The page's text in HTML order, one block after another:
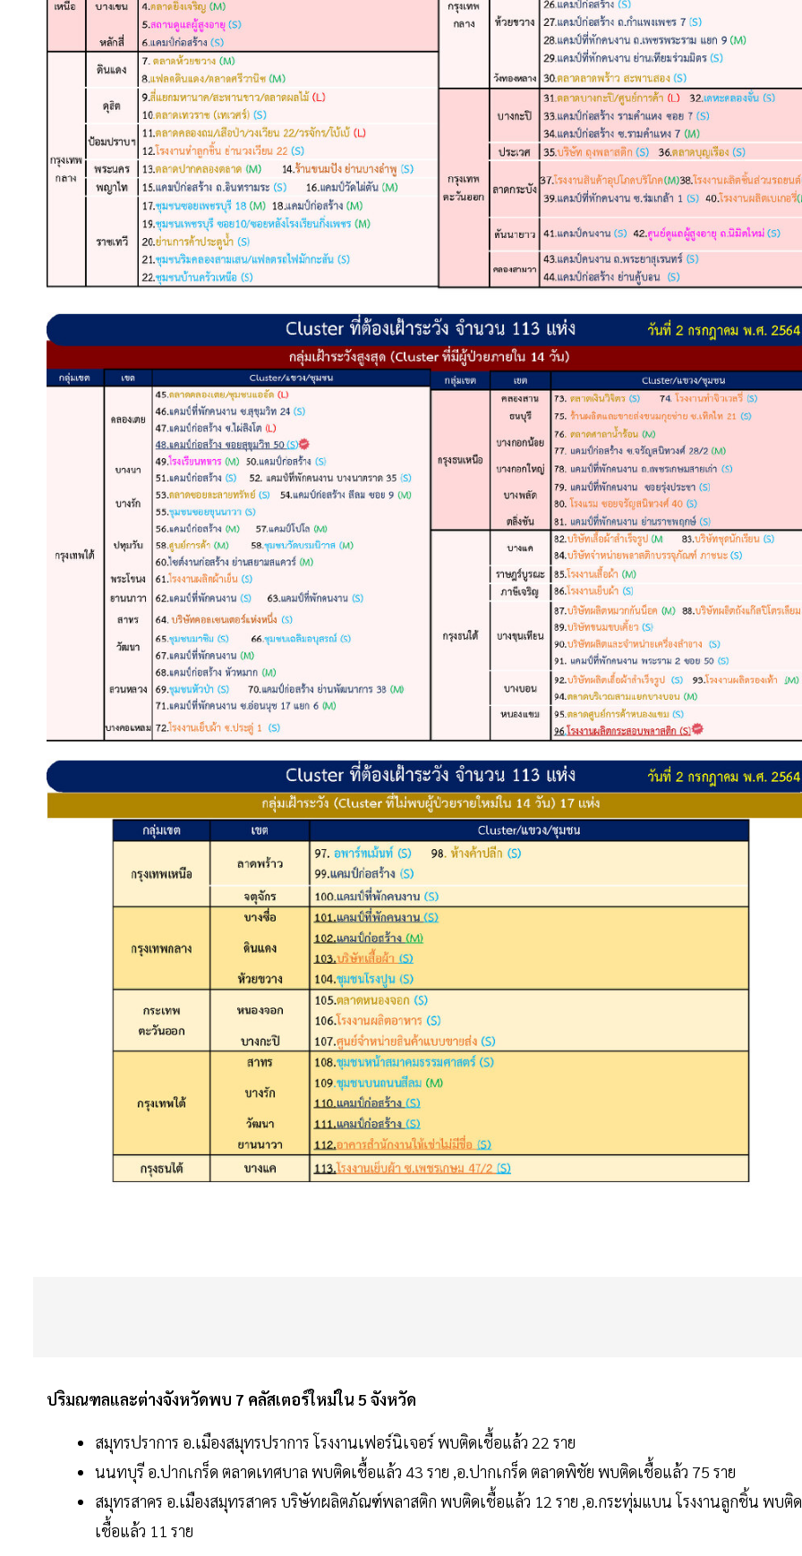
ปริมณฑลและต่างจังหวัดพบ 7 คลัสเตอร์ใหม่ใน 5 จังหวัด
สมุทรปราการ อ.เมืองสมุทรปราการ โรงงานเฟอร์นิเจอร์ พบติดเชื้อแล้ว 22 ราย
นนทบุรี อ.ปากเกร็ด ตลาดเทศบาล พบติดเชื้อแล้ว 43 ราย ,อ.ปากเกร็ด ตลาดพิชัย พบติดเชื้อแล้ว 75 ราย
สมุทรสาคร อ.เมืองสมุทรสาคร บริษัทผลิตภัณฑ์พลาสติก พบติดเชื้อแล้ว 12 ราย ,อ.กระทุ่มแบน โรงงานลูกชิ้น พบติด
เชื้อแล้ว 11 ราย